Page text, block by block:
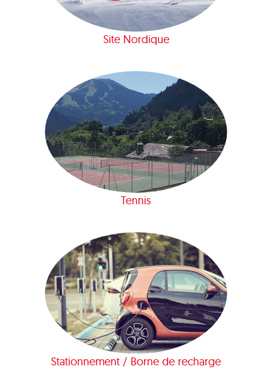
Site Nordique
Tennis
Stationnement / Borne de recharge